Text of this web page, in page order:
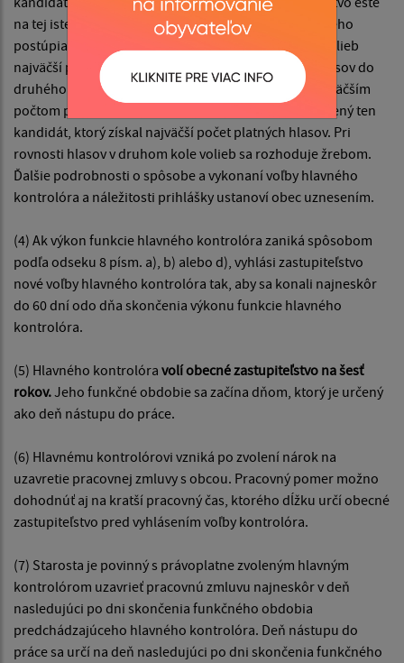
na tej istej schôdzi vykoná druhé kolo volieb, do ktorého
postúpia dvaja kandidáti, ktorí získali v prvom kole volieb
najväčší počet platných hlasov. V prípade rovnosti hlasov do
druhého kola volieb postupujú všetci kandidáti s najväčším
počtom platných hlasov. V druhom kole volieb je zvolený ten
kandidát, ktorý získal najväčší počet platných hlasov. Pri
rovnosti hlasov v druhom kole volieb sa rozhoduje žrebom.
Ďalšie podrobnosti o spôsobe a vykonaní voľby hlavného
kontrolóra a náležitosti prihlášky ustanoví obec uznesením.
(4) Ak výkon funkcie hlavného kontrolóra zaniká spôsobom
podľa odseku 8 písm. a), b) alebo d), vyhlási zastupiteľstvo
nové voľby hlavného kontrolóra tak, aby sa konali najneskôr
do 60 dní odo dňa skončenia výkonu funkcie hlavného
kontrolóra.
(5) Hlavného kontrolóra volí obecné zastupiteľstvo na šesť
rokov.Jeho funkčné obdobie sa začína dňom, ktorý je určený
ako deň nástupu do práce.
(6) Hlavnému kontrolórovi vzniká po zvolení nárok na
uzavretie pracovnej zmluvy s obcou. Pracovný pomer možno
dohodnúť aj na kratší pracovný čas, ktorého dĺžku určí obecné
zastupiteľstvo pred vyhlásením voľby kontrolóra.
(7) Starosta je povinný s právoplatne zvoleným hlavným
kontrolórom uzavrieť pracovnú zmluvu najneskôr v deň
nasledujúci po dni skončenia funkčného obdobia
predchádzajúceho hlavného kontrolóra. Deň nástupu do
práce sa určí na deň nasledujúci po dni skončenia funkčného